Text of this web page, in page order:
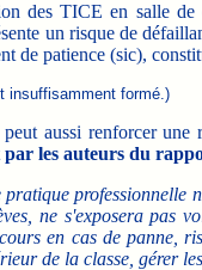
des TICE en salle
un risque de
de patience (sic),
insuffisamment formé.)
aussi renforcer
les auteurs du
professionnelle
ne s'exposera pas
en cas de
de la classe, gérer